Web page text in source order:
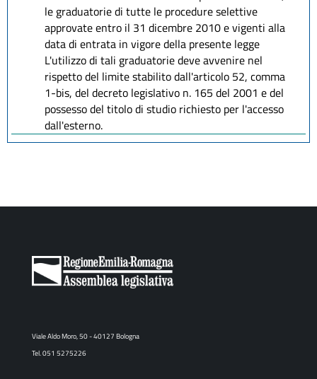
le graduatorie di tutte le procedure selettive
approvate entro il 31 dicembre 2010 e vigenti alla
data di entrata in vigore della presente legge
L'utilizzo di tali graduatorie deve avvenire nel
rispetto del limite stabilito dall'articolo 52, comma
1-bis, del decreto legislativo n. 165 del 2001 e del
possesso del titolo di studio richiesto per l'accesso
dall'esterno.
Viale Aldo Moro, 50 - 40127 Bologna
Tel. 051 5275226